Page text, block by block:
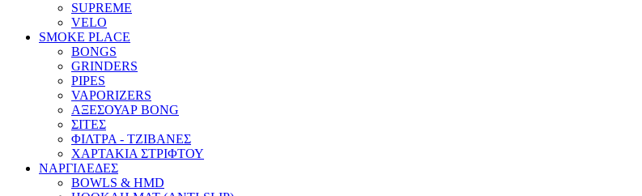
SUPREME
VELO
SMOKE PLACE
BONGS
GRINDERS
PIPES
VAPORIZERS
ΑΞΕΣΟΥΑΡ BONG
ΣΙΤΕΣ
ΦΙΛΤΡΑ - ΤΖΙΒΑΝΕΣ
ΧΑΡΤΑΚΙΑ ΣΤΡΙΦΤΟΥ
ΝΑΡΓΙΛΕΔΕΣ
BOWLS & HMD